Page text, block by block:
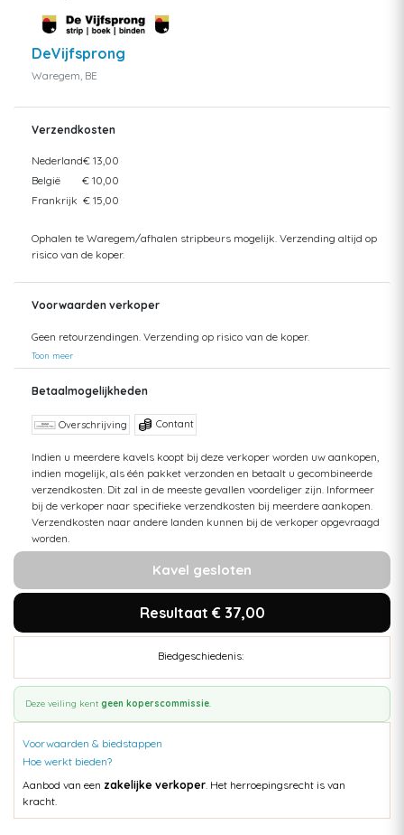
DeVijfsprong
Waregem, BE
Verzendkosten
Nederland€ 13,00
België
€ 10,00
Frankrijk € 15,00
Ophalen te Waregem/afhalen stripbeurs mogelijk. Verzending altijd op
risico van de koper.
Voorwaarden verkoper
Geen retourzendingen. Verzending op risico van de koper.
Toon meer
Betaalmogelijkheden
Overschrijving Contant
Indien u meerdere kavels koopt bij deze verkoper worden uw aankopen,
indien mogelijk, als één pakket verzonden en betaalt u gecombineerde
verzendkosten. Dit zal in de meeste gevallen voordeliger zijn. Informeer
bij de verkoper naar specifieke verzendkosten bij meerdere aankopen.
Verzendkosten naar andere landen kunnen bij de verkoper opgevraagd
worden.
Kavel gesloten
Resultaat € 37,00
Biedgeschiedenis:
Deze veiling kent geen koperscommissie.
Voorwaarden & biedstappen
Hoe werkt bieden?
Aanbod van een zakelijke verkoper . Het herroepingsrecht is van
kracht.